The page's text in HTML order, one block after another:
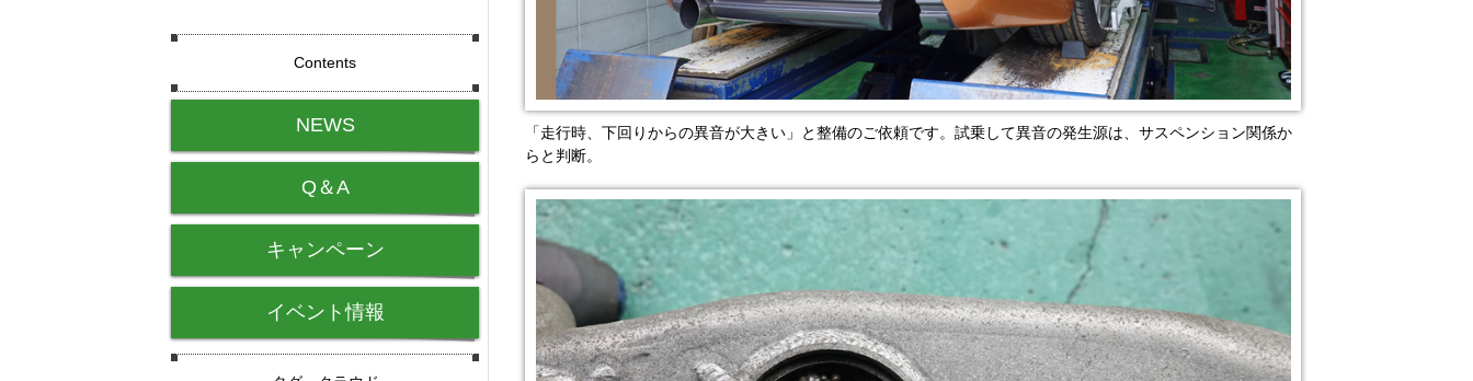
「走行時、下回りからの異音が大きい」と整備のご依頼です。試乗して異音の発生源は、サスペンション関係か
らと判断。
Contents
NEWS
Q＆A
キャンペーン
イベント情報